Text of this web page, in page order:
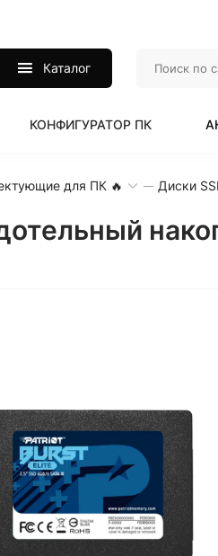
Каталог
КОНФИГУРАТОР ПК
для ПК 🔥 Диски